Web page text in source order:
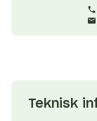
Teknisk